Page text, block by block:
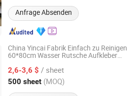
Anfrage Absenden
China Yincai Fabrik Einfach zu Reinigen
60*80cm Wasser Rutsche Aufkleber
2,6-3,6 $ / sheet
500 sheet (MOQ)
& Technology Co., Ltd.
Seit 2021